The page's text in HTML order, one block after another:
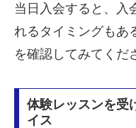
当日入会すると、入
れるタイミングもあ
を確認してみてくだ
体験レッスンを受
イス